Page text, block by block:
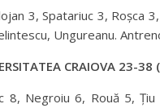
3, Spatariuc 3, Roșca
Ungureanu.
CRAIOVA 23-
8, Negroiu 6, Rouă 5,